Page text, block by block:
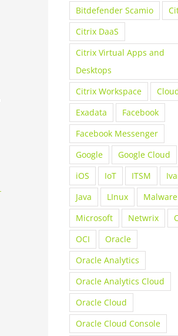
Bitdefender Scamio
Citrix DaaS
Citrix Virtual Apps and
Desktops
Citrix Workspace
Exadata
Facebook
Facebook Messenger
Google
Google Cloud
iOS
IoT ITSM
Java
LInux
Malware
Microsoft
Netwrix
OCI
Oracle
Oracle Analytics
Oracle Analytics Cloud
Oracle Cloud
Oracle Cloud Console